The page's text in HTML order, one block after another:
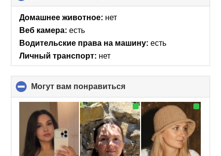
to
Домашнее животное: нет
Веб камера: есть
Водительские права на машину: есть
Личный транспорт: нет
Могут вам понравиться
to
collapse
contents